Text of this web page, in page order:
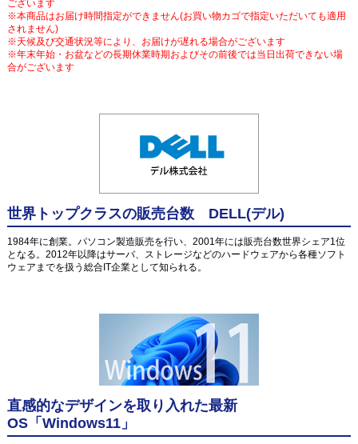
ございます
※本商品はお届け時間指定ができません(お買い物カゴで指定いただいても適用
されません)
※天候及び交通状況等により、お届けが遅れる場合がございます
※年末年始・お盆などの長期休業時期およびその前後では当日出荷できない場
合がございます
世界トップクラスの販売台数 DELL(デル)
1984年に創業。パソコン製造販売を行い、2001年には販売台数世界シェア1位
となる。2012年以降はサーバ、ストレージなどのハードウェアから各種ソフト
ウェアまでを扱う総合IT企業として知られる。
直感的なデザインを取り入れた最新
OS「Windows11」